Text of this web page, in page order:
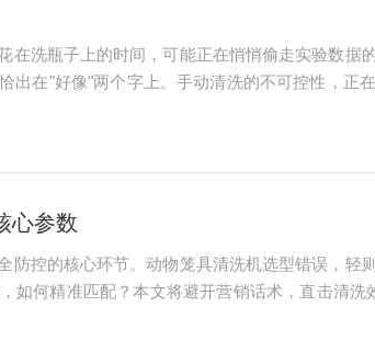
在洗瓶子上的时间，可能正在悄悄偷走实验数据
出在"好像"两个字上。手动清洗的不可控性，正
心参数
控的核心环节。动物笼具清洗机选型错误，轻
如何精准匹配？本文将避开营销话术，直击清